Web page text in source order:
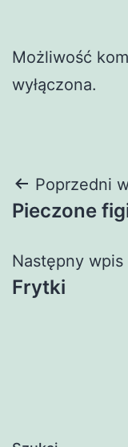
Możliwość
wyłączona.
wpisu
Poprzedni
Pieczone
Następny wpis
Frytki